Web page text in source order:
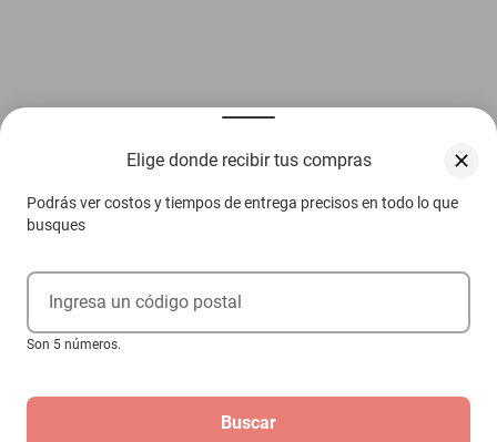
Elige donde recibir tus compras
Podrás ver costos y tiempos de entrega precisos en todo lo que
busques
Ingresa un código postal
Son 5 números.
Buscar